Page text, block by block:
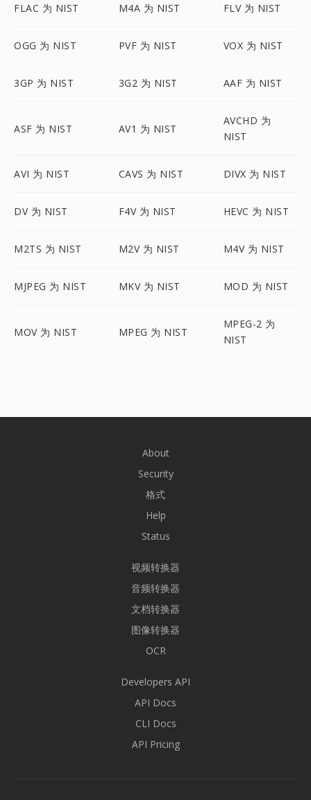
FLAC 为 NIST M4A 为 NIST FLV 为 NIST
OGG 为 NIST PVF 为 NIST VOX 为 NIST
3GP 为 NIST 3G2 为 NIST AAF 为 NIST
ASF 为 NIST AV1 为 NIST
AVCHD 为
NIST
AVI 为 NIST CAVS 为 NIST DIVX 为 NIST
DV 为 NIST F4V 为 NIST HEVC 为 NIST
M2TS 为 NIST M2V 为 NIST M4V 为 NIST
MJPEG 为 NIST MKV 为 NIST MOD 为 NIST
MOV 为 NIST MPEG 为 NIST
MPEG-2 为
NIST
About
Security
格式
Help
Status
视频转换器
音频转换器
文档转换器
图像转换器
OCR
Developers API
API Docs
CLI Docs
API Pricing